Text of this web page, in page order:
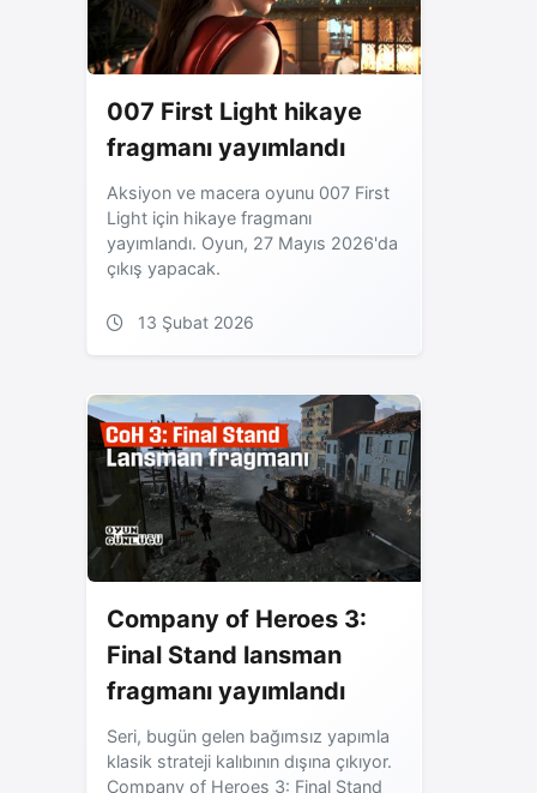
007 First Light hikaye
fragmanı yayımlandı
Aksiyon ve macera oyunu 007 First
Light için hikaye fragmanı
yayımlandı. Oyun, 27 Mayıs 2026'da
çıkış yapacak.
13 Şubat 2026
Company of Heroes 3:
Final Stand lansman
fragmanı yayımlandı
Seri, bugün gelen bağımsız yapımla
klasik strateji kalıbının dışına çıkıyor.
Company of Heroes 3: Final Stand